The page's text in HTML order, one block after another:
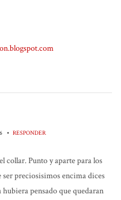
• RESPONDER
collar. Punto y aparte para los
ser preciosisimos encima dices
pensado que quedaran